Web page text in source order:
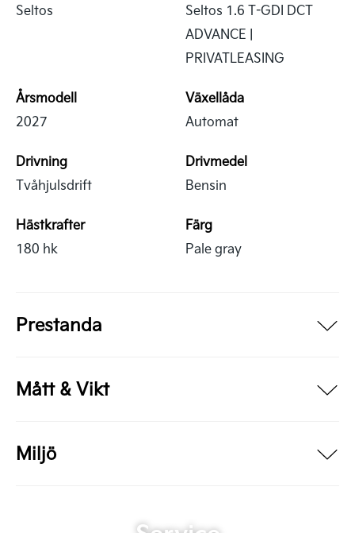
Seltos
Seltos 1.6 T-GDI DCT
ADVANCE |
PRIVATLEASING
Årsmodell
2027
Växellåda
Automat
Drivning
Tvåhjulsdrift
Drivmedel
Bensin
Hästkrafter
180 hk
Färg
Pale gray
Prestanda
Mått & Vikt
Miljö